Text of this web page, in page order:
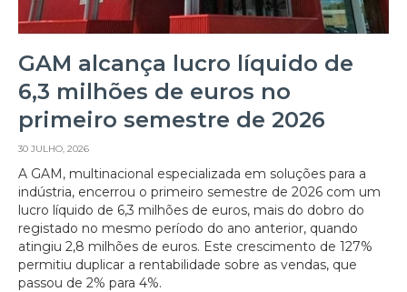
GAM alcança lucro líquido de
6,3 milhões de euros no
primeiro semestre de 2026
30 JULHO, 2026
A GAM, multinacional especializada em soluções para a
indústria, encerrou o primeiro semestre de 2026 com um
lucro líquido de 6,3 milhões de euros, mais do dobro do
registado no mesmo período do ano anterior, quando
atingiu 2,8 milhões de euros. Este crescimento de 127%
permitiu duplicar a rentabilidade sobre as vendas, que
passou de 2% para 4%.